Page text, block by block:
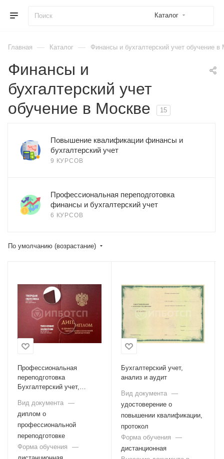
Каталог
Главная — Каталог — Финансы и бухгалтерский учет обучение в
Финансы и
бухгалтерский учет
обучение в Москве
15
Повышение квалификации финансы и
бухгалтерский учет
9 КУРСОВ
Профессиональная переподготовка
финансы и бухгалтерский учет
6 КУРСОВ
По умолчанию (возрастание)
Профессиональная
переподготовка
Бухгалтерский учет,
Вид документа —
диплом о
профессиональной
переподготовке
Форма обучения
—
Бухгалтерский учет,
анализ и аудит
Вид документа —
удостоверение о
повышении квалификации,
протокол
Форма обучения
—
дистанционная